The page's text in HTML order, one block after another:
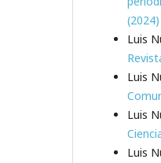
Luis
Luis
Luis
Luis